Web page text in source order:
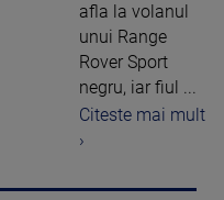
afla la volanul
unui Range
Rover Sport
negru, iar fiul ...
Citeste mai mult
›